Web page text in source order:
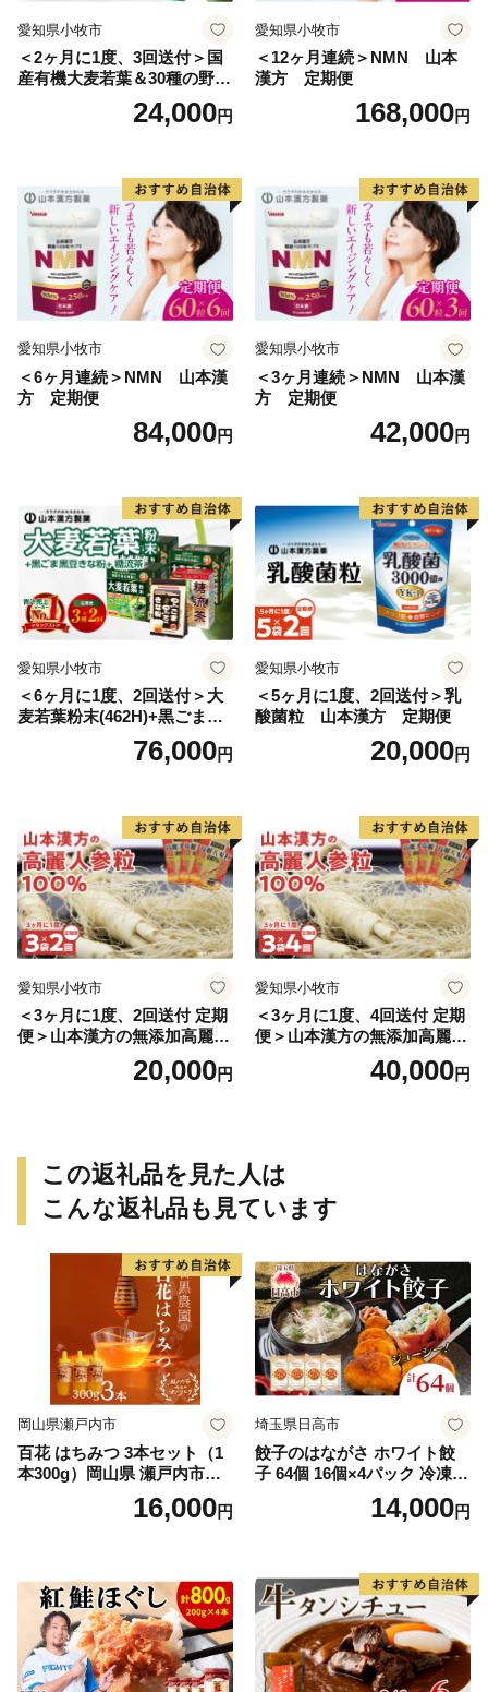
愛知県小牧市
＜2ヶ月に1度、3回送付＞国
産有機大麦若葉＆30種の野
菜 山本漢方 定期便
24,000円
愛知県小牧市
＜12ヶ月連続＞NMN 山本
漢方 定期便
168,000円
愛知県小牧市
＜6ヶ月連続＞NMN 山本漢
方 定期便
84,000円
愛知県小牧市
＜3ヶ月連続＞NMN 山本漢
方 定期便
42,000円
愛知県小牧市
＜6ヶ月に1度、2回送付＞大
麦若葉粉末(462H)+黒ごま黒
豆きな粉+ 糖流茶 山本漢
76,000円
愛知県小牧市
＜5ヶ月に1度、2回送付＞乳
酸菌粒 山本漢方 定期便
20,000円
愛知県小牧市
＜3ヶ月に1度、2回送付 定期
便＞山本漢方の無添加高麗人
20,000円
愛知県小牧市
＜3ヶ月に1度、4回送付 定期
便＞山本漢方の無添加高麗人
40,000円
この返礼品を見た人は
こんな返礼品も見ています
岡山県瀬戸内市
百花 はちみつ 3本セット（1
本300g）岡山県 瀬戸内市産
石黒農園 ヨーグルト パン 砂
糖の代わり 香り高い いい香
16,000円
埼玉県日高市
餃子のはながさ ホワイト餃
子 64個 16個×4パック 冷凍
中華 点心 B級グルメ ご当地
野菜 おつまみ おかず 簡単調
ー ギフト お取り寄せ 日高市
14,000円